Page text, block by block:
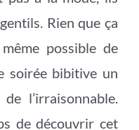
Rien que ça
possible de
soirée bibitive un
l’irraisonnable.
de découvrir cet